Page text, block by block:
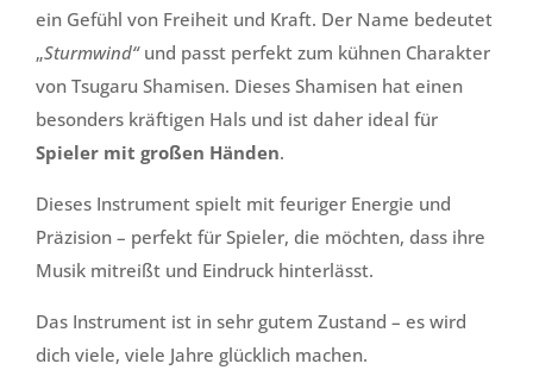
ein Gefühl von Freiheit und Kraft. Der Name bedeutet
„Sturmwind“und passt perfekt zum kühnen Charakter
von Tsugaru Shamisen. Dieses Shamisen hat einen
besonders kräftigen Hals und ist daher ideal für
Spieler mit großen Händen.
Dieses Instrument spielt mit feuriger Energie und
Präzision – perfekt für Spieler, die möchten, dass ihre
Musik mitreißt und Eindruck hinterlässt.
Das Instrument ist in sehr gutem Zustand – es wird
dich viele, viele Jahre glücklich machen.